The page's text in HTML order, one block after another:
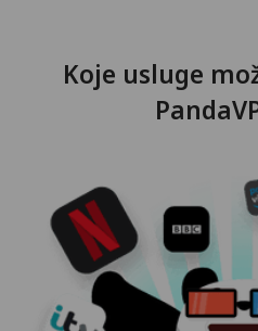
Koje usluge